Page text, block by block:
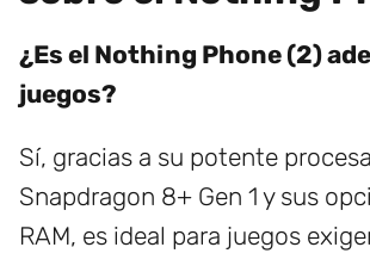
¿Es el Nothing Phone (2)
juegos?
Sí, gracias a su potente
Snapdragon 8+ Gen 1 y sus
RAM, es ideal para juegos